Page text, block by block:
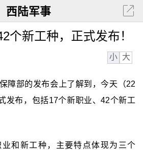
西陆军事
个新工种，正式发布！
小 大
障部的发布会上了解到，今天（22
发布，包括17个新职业、42个新工
和新工种，主要特点体现为三个